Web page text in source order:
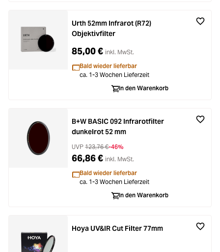
Urth 52mm Infrarot (R72)
Objektivfilter
85,00 € inkl. MwSt.
Bald wieder lieferbar
ca. 1-3 Wochen Lieferzeit
In den Warenkorb
B+W BASIC 092 Infrarotfilter
dunkelrot 52 mm
UVP 123,76 €-46%
66,86 € inkl. MwSt.
Bald wieder lieferbar
ca. 1-3 Wochen Lieferzeit
In den Warenkorb
Hoya UV&IR Cut Filter 77mm